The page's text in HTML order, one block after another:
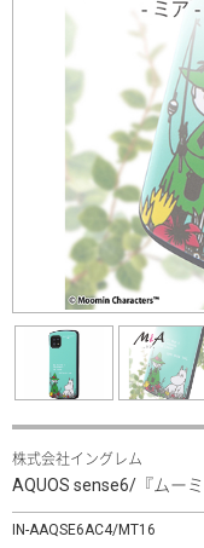
株式会社イングレム
AQUOS sense6/『ムー
IN-AAQSE6AC4/MT16